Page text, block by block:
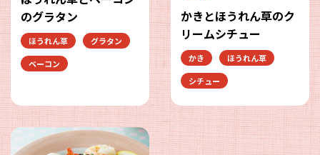
のグラタン
ほうれん草
グラタン
ベーコン
かきとほうれん草のク
リームシチュー
かき
ほうれん草
シチュー